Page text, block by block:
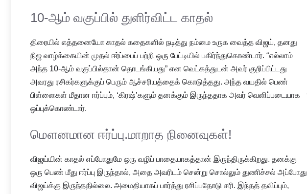
10-ஆம் வகுப்பில் துளிர்விட்ட காதல்
திரையில் எத்தனையோ காதல் கதைகளில் நடித்து நம்மை உருக வைத்த விஜய், தனது
நிஜ வாழ்க்கையின் முதல் ஈர்ப்பைப் பற்றி ஒரு பேட்டியில் பகிர்ந்துகொண்டார். “எல்லாம்
அந்த 10-ஆம் வகுப்பில்தான் தொடங்கியது” என வெட்கத்துடன் அவர் குறிப்பிட்டது
அவரது ரசிகர்களுக்குப் பெரும் ஆச்சரியத்தைக் கொடுத்தது. அந்த வயதில் பெண்
பிள்ளைகள் மீதான ஈர்ப்பும், ‘கிரஷ்’களும் தனக்கும் இருந்ததாக அவர் வெளிப்படையாக
ஒப்புக்கொண்டார்.
மௌனமான ஈர்ப்பு.மாறாத நினைவுகள்!
விஜய்யின் காதல் எப்போதுமே ஒரு வழிப் பாதையாகத்தான் இருந்திருக்கிறது. தனக்கு
ஒரு பெண் மீது ஈர்ப்பு இருந்தால், அதை அவரிடம் சென்று சொல்லும் துணிச்சல் அப்போது
விஜய்க்கு இருந்ததில்லை. அமைதியாகப் பார்த்து ரசிப்பதோடு சரி. இந்தத் தவிப்பும்,